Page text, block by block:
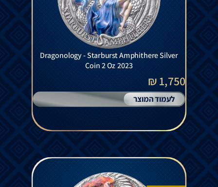
Dragonology - Starburst Amphithere Silver
Coin 2 Oz 2023
1,750 ₪
לעמוד המוצר